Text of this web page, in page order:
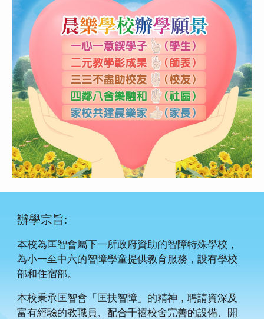
辦學宗旨:
本校為匡智會屬下一所政府資助的智障特殊學校，
為小一至中六的智障學童提供教育服務，設有學校
部和住宿部。
本校秉承匡智會「匡扶智障」的精神，聘請資深及
富有經驗的教職員、配合千禧校舍完善的設備、開